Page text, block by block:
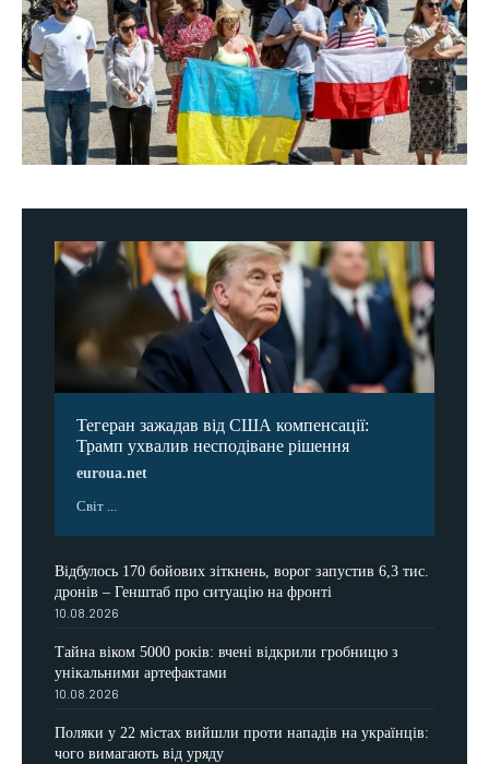
Тегеран зажадав від США компенсації:
Трамп ухвалив несподіване рішення
euroua.net
Світ ...
Відбулось 170 бойових зіткнень, ворог запустив 6,3 тис.
дронів – Генштаб про ситуацію на фронті
10.08.2026
Тайна віком 5000 років: вчені відкрили гробницю з
унікальними артефактами
10.08.2026
Поляки у 22 містах вийшли проти нападів на українців:
чого вимагають від уряду